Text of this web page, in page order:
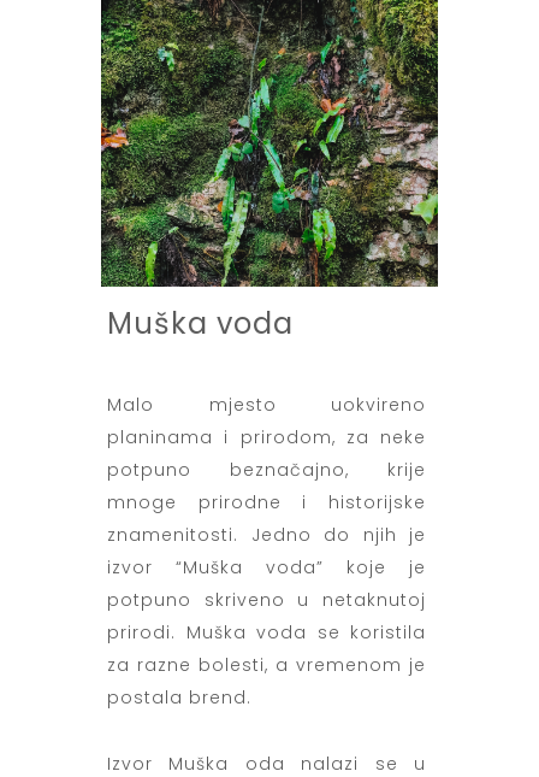
Muška voda
Malo mjesto uokvireno
planinama i prirodom, za neke
potpuno beznačajno, krije
mnoge prirodne i historijske
znamenitosti. Jedno do njih je
izvor “Muška voda” koje je
potpuno skriveno u netaknutoj
prirodi. Muška voda se koristila
za razne bolesti, a vremenom je
postala brend.
Izvor Muška oda nalazi se u